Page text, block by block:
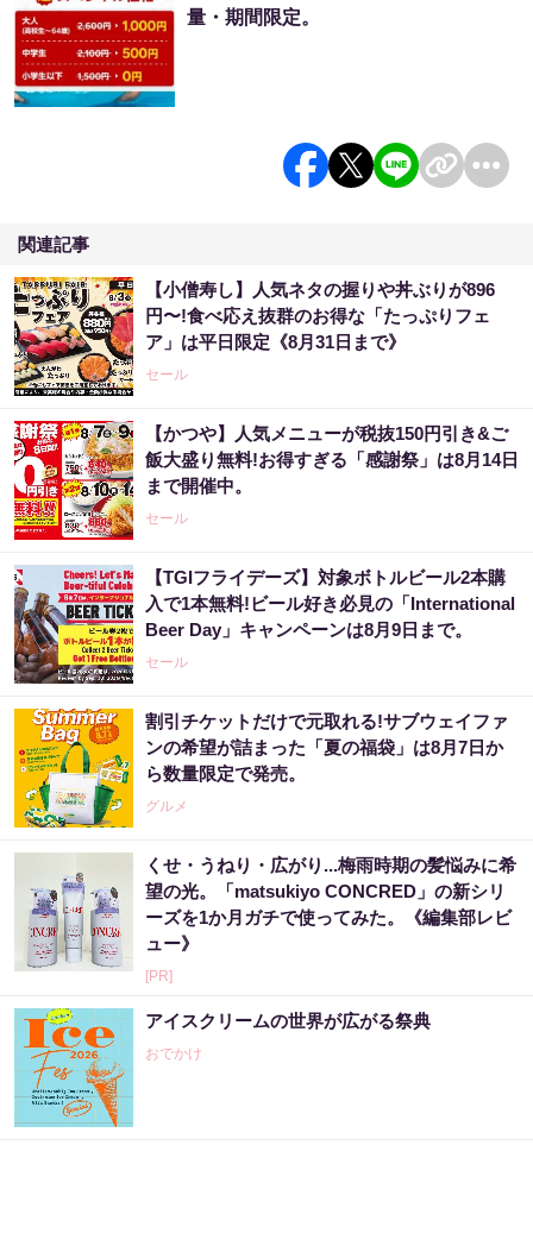
量・期間限定。
関連記事
【小僧寿し】人気ネタの握りや丼ぶりが896
円〜!食べ応え抜群のお得な「たっぷりフェ
ア」は平日限定《8月31日まで》
セール
【かつや】人気メニューが税抜150円引き&ご
飯大盛り無料!お得すぎる「感謝祭」は8月14日
まで開催中。
セール
【TGIフライデーズ】対象ボトルビール2本購
入で1本無料!ビール好き必見の「International
Beer Day」キャンペーンは8月9日まで。
セール
割引チケットだけで元取れる!サブウェイファ
ンの希望が詰まった「夏の福袋」は8月7日か
ら数量限定で発売。
グルメ
くせ・うねり・広がり...梅雨時期の髪悩みに希
望の光。「matsukiyo CONCRED」の新シリ
ーズを1か月ガチで使ってみた。《編集部レビ
ュー》
[PR]
アイスクリームの世界が広がる祭典
おでかけ